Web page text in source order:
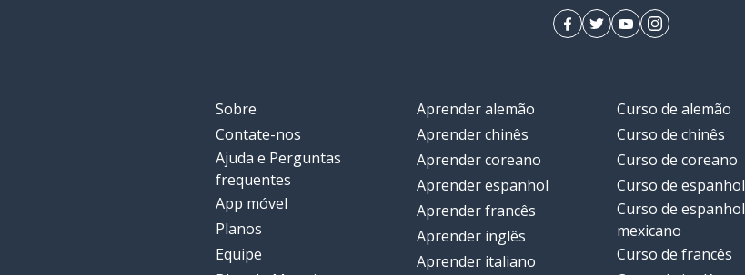
Sobre
Contate-nos
Ajuda e Perguntas
frequentes
App móvel
Planos
Equipe
Aprender alemão
Aprender chinês
Aprender coreano
Aprender espanhol
Aprender francês
Aprender inglês
Aprender italiano
Curso de alemão
Curso de chinês
Curso de coreano
Curso de espanhol
Curso de espanhol
mexicano
Curso de francês